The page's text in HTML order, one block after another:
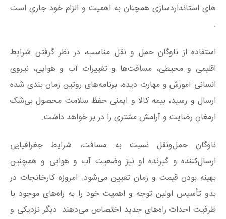
های استانداردسازی همچنان به اهمیت و الزام خود جاری است
.
استفاده از ناوگان حمل‌ و نقل مناسب، در نظر گرفتن شرایط
اقلیمی و محیطی، مسافت‌ها و تغییرات آب و هوایی، نیروی
انسانی آموزش و مهارت دیده، برنامه‌های روتین زمان‌ بندی‌ شده
ارسال و رسید، بیمه کالا و ایمنی حفظ سلامت محصول بی‌شک
ارمغان رضایت و آرامش مشتری را در بر خواهد داشت.
ناوگان حمل‌ونقل نسبت به مسافت، شرایط جغرافیایی
ارسال‌کننده و گیرنده او نیز وضعیت آب و هوایی و همچنین
بهینه بودن قیمت و زمان تعیین می‌شود. امروزه کارخانجات در
بدو تأسیس اولین توجه و اهمیت خود را به راه‌های موجود با
ظرفیت احداث راه‌های جدید اختصاص می‌دهند. دیگر نزدیکی و